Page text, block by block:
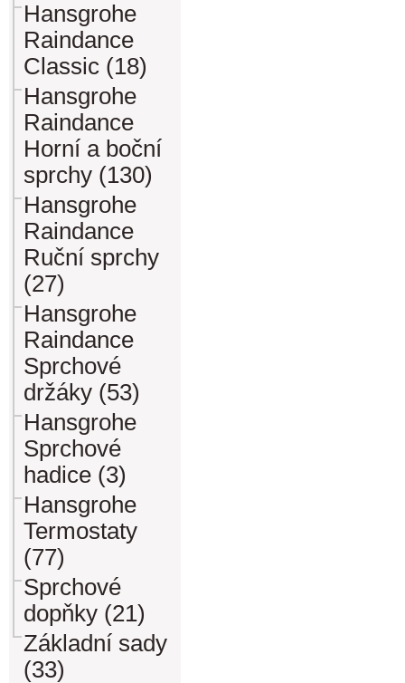
Hansgrohe
Raindance
Classic (18)
Hansgrohe
Raindance
Horní a boční
sprchy (130)
Hansgrohe
Raindance
Ruční sprchy
(27)
Hansgrohe
Raindance
Sprchové
držáky (53)
Hansgrohe
Sprchové
hadice (3)
Hansgrohe
Termostaty
(77)
Sprchové
dopňky (21)
Základní sady
(33)